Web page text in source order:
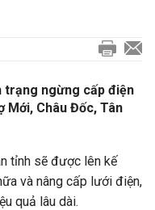
trạng ngừng cấp điện
Mới, Châu Đốc, Tân
tỉnh sẽ được lên kế
và nâng cấp lưới điện,
quả lâu dài.